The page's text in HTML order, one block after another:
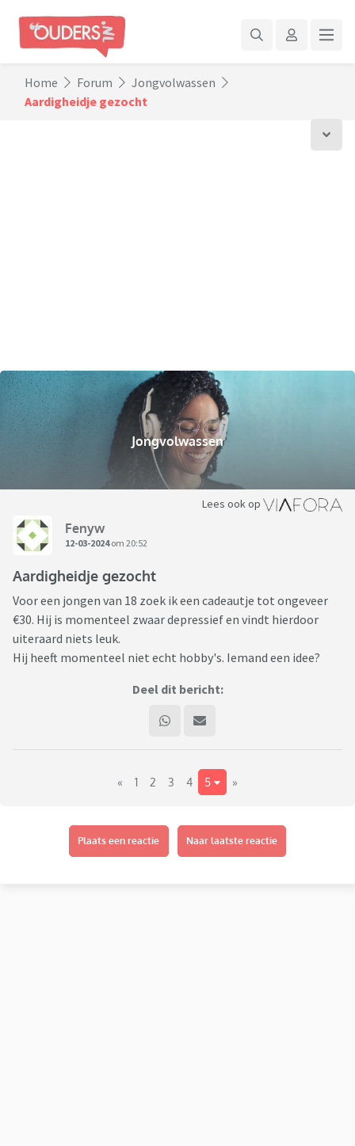
Home Forum
Jongvolwassen
Aardigheidje gezocht
Jongvolwassen
Lees ook op
Fenyw
12-03-2024om 20:52
Aardigheidje gezocht
Voor een jongen van 18 zoek ik een cadeautje tot ongeveer
€30. Hij is momenteel zwaar depressief en vindt hierdoor
uiteraard niets leuk.
Hij heeft momenteel niet echt hobby's. Iemand een idee?
Deel dit bericht:
« 1 2 3 4 5 »
Plaats een reactie Naar laatste reactie